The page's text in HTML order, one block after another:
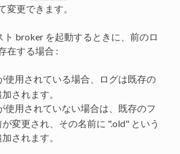
変更できます。
ト broker を起動するときに、前のロ
在する場合 :
使用されている場合、ログは既存の
されます。
使用されていない場合は、既存のフ
変更され、その名前に ".old" という
されます。